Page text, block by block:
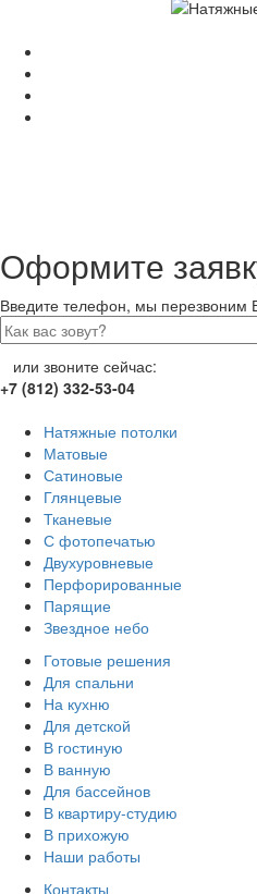
Оформите
Введите телефон, мы перезвоним
или звоните сейчас:
+7 (812) 332-53-04
Натяжные потолки
Матовые
Сатиновые
Глянцевые
Тканевые
С фотопечатью
Двухуровневые
Перфорированные
Парящие
Звездное небо
Готовые решения
Для спальни
На кухню
Для детской
В гостиную
В ванную
Для бассейнов
В квартиру-студию
В прихожую
Наши работы
Контакты